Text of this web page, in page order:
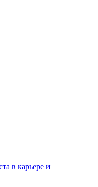
в карьере и